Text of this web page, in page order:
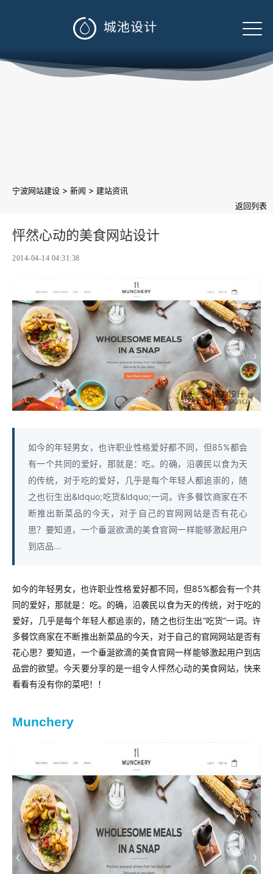

宁波网站建设 > 新闻 > 建站资讯
返回列表
怦然心动的美食网站设计
2014-04-14 04:31:38
如今的年轻男女，也许职业性格爱好都不同，但85%都会
有一个共同的爱好，那就是：吃。的确，沿袭民以食为天
的传统，对于吃的爱好，几乎是每个年轻人都追崇的，随
之也衍生出&ldquo;吃货&ldquo;一词。许多餐饮商家在不
断推出新菜品的今天，对于自己的官网网站是否有花心
思？要知道，一个垂涎欲滴的美食官网一样能够激起用户
到店品...
如今的年轻男女，也许职业性格爱好都不同，但85%都会有一个共
同的爱好，那就是：吃。的确，沿袭民以食为天的传统，对于吃的
爱好，几乎是每个年轻人都追崇的，随之也衍生出“吃货“一词。许
多餐饮商家在不断推出新菜品的今天，对于自己的官网网站是否有
花心思？要知道，一个垂涎欲滴的美食官网一样能够激起用户到店
品尝的欲望。今天要分享的是一组令人怦然心动的美食网站，快来
看看有没有你的菜吧！！
Munchery